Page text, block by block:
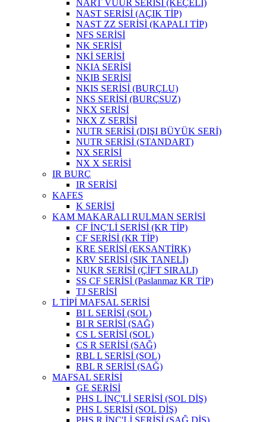
NART VUUR SERİSİ (KEÇELİ)
NAST SERİSİ (AÇIK TİP)
NAST ZZ SERİSİ (KAPALI TİP)
NFS SERİSİ
NK SERİSİ
NKİ SERİSİ
NKIA SERİSİ
NKIB SERİSİ
NKIS SERİSİ (BURÇLU)
NKS SERİSİ (BURÇSUZ)
NKX SERİSİ
NKX Z SERİSİ
NUTR SERİSİ (DIŞI BÜYÜK SERİ)
NUTR SERİSİ (STANDART)
NX SERİSİ
NX X SERİSİ
IR BURÇ
IR SERİSİ
KAFES
K SERİSİ
KAM MAKARALI RULMAN SERİSİ
CF İNÇ'Lİ SERİSİ (KR TİP)
CF SERİSİ (KR TİP)
KRE SERİSİ (EKSANTİRK)
KRV SERİSİ (SIK TANELİ)
NUKR SERİSİ (ÇİFT SIRALI)
SS CF SERİSİ (Paslanmaz KR TİP)
TJ SERİSİ
L TİPİ MAFSAL SERİSİ
BI L SERİSİ (SOL)
BI R SERİSİ (SAĞ)
CS L SERİSİ (SOL)
CS R SERİSİ (SAĞ)
RBL L SERİSİ (SOL)
RBL R SERİSİ (SAĞ)
MAFSAL SERİSİ
GE SERİSİ
PHS L İNÇ'Lİ SERİSİ (SOL DİŞ)
PHS L SERİSİ (SOL DİŞ)